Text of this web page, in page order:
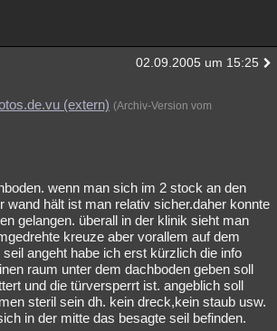
02.09.2005 um 15:25
(extern) (Archiv-Version vom
wenn man sich im 2 stock an den
wand hält ist man relativ sicher.daher konnte
gelangen. überall in der klinik sieht man
kreuze aber vorallem auf dem
angeht habe ich erst kürzlich die info
raum unter dem dachboden geben soll
und die türversperrt ist. angeblich soll
steril sein dh. kein dreck,kein staub usw.
in der mitte das besagte seil befinden.